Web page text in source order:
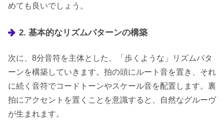
めても良いでしょう。
2. 基本的なリズムパターンの構築
次に、8分音符を主体とした、「歩くような」リズムパタ
ーンを構築していきます。拍の頭にルート音を置き、それ
に続く音符でコードトーンやスケール音を配置します。裏
拍にアクセントを置くことを意識すると、自然なグルーヴ
が生まれます。